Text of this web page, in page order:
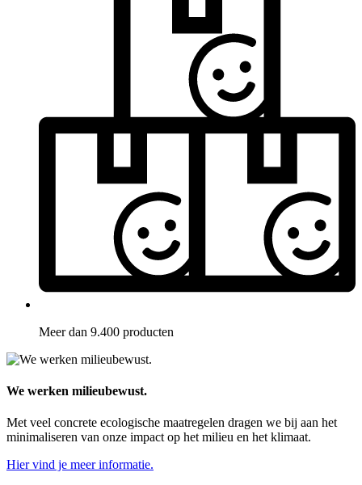
Meer dan 9.400 producten
We werken milieubewust.
Met veel concrete ecologische maatregelen dragen we bij aan het
minimaliseren van onze impact op het milieu en het klimaat.
Hier vind je meer informatie.